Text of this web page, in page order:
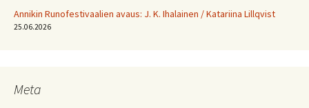
Annikin Runofestivaalien avaus: J. K. Ihalainen / Katariina Lillqvist
25.06.2026
Meta